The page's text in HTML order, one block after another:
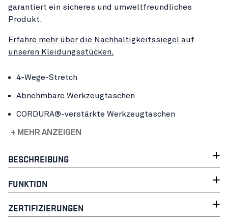
garantiert ein sicheres und umweltfreundliches
Produkt.
Erfahre mehr über die Nachhaltigkeitssiegel auf
unseren Kleidungsstücken.
4-Wege-Stretch
Abnehmbare Werkzeugtaschen
CORDURA®-verstärkte Werkzeugtaschen
+ MEHR ANZEIGEN
BESCHREIBUNG
FUNKTION
ZERTIFIZIERUNGEN